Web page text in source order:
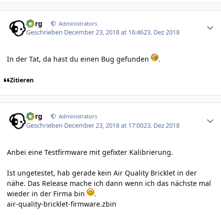
borg Administrators
Geschrieben December 23, 2018 at 16:4623. Dez 2018
In der Tat, da hast du einen Bug gefunden .
Zitieren
borg Administrators
Geschrieben December 23, 2018 at 17:0023. Dez 2018
Anbei eine Testfirmware mit gefixter Kalibrierung.
Ist ungetestet, hab gerade kein Air Quality Bricklet in der
nähe. Das Release mache ich dann wenn ich das nächste mal
wieder in der Firma bin
.
air-quality-bricklet-firmware.zbin